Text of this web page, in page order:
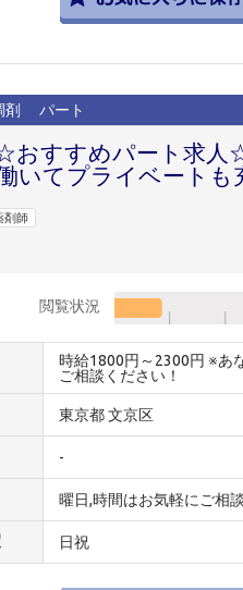
剤 パート
☆おすすめパート求
いてプライベートも
剤師
閲覧状況
時給1800円～2300円 ※あ
ご相談ください！
東京都 文京区
-
曜日,時間はお気軽にご相
日祝